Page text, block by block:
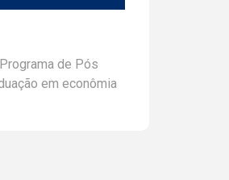
Programa de Pós
em econômia